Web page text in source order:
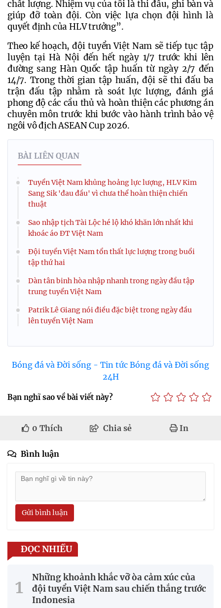
chất lượng. Nhiệm vụ của tôi là thi đấu, ghi bàn và
giúp đỡ toàn đội. Còn việc lựa chọn đội hình là
quyết định của HLV trưởng”.
Theo kế hoạch, đội tuyển Việt Nam sẽ tiếp tục tập
luyện tại Hà Nội đến hết ngày 1/7 trước khi lên
đường sang Hàn Quốc tập huấn từ ngày 2/7 đến
14/7. Trong thời gian tập huấn, đội sẽ thi đấu ba
trận đấu tập nhằm rà soát lực lượng, đánh giá
phong độ các cầu thủ và hoàn thiện các phương án
chuyên môn trước khi bước vào hành trình bảo vệ
ngôi vô địch ASEAN Cup 2026.
BÀI LIÊN QUAN
Tuyển Việt Nam khủng hoảng lực lượng, HLV Kim
Sang Sik 'đau đầu' vì chưa thể hoàn thiện chiến
thuật
Sao nhập tịch Tài Lộc hé lộ khó khăn lớn nhất khi
khoác áo ĐT Việt Nam
Đội tuyển Việt Nam tổn thất lực lượng trong buổi
tập thứ hai
Dàn tân binh hòa nhập nhanh trong ngày đầu tập
trung tuyển Việt Nam
Patrik Lê Giang nói điều đặc biệt trong ngày đầu
lên tuyển Việt Nam
Bóng đá và Đời sống - Tin tức Bóng đá và Đời sống
24H
Bạn nghĩ sao về bài viết này?
0 Thích Chia sẻ In
Bình luận
Gửi bình luận
ĐỌC NHIỀU
Những khoảnh khắc vỡ òa cảm xúc của
đội tuyển Việt Nam sau chiến thắng trước
Indonesia